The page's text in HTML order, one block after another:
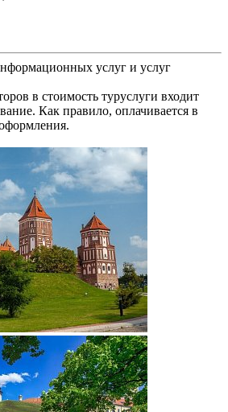
услуг и услуг
в стоимость туруслуги входит
Как правило, оплачивается в